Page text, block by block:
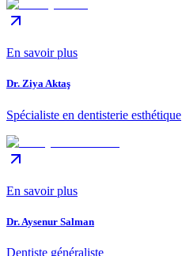
En savoir plus
Dr. Ziya Aktaş
Spécialiste en dentisterie esthétique
En savoir plus
Dr. Aysenur Salman
Dentiste généraliste